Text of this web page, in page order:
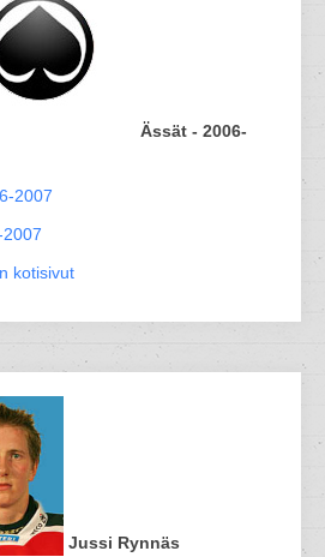
Ässät - 2006-
2007
kotisivut
Jussi Rynnäs